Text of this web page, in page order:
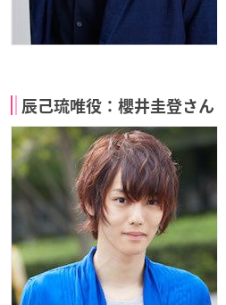
辰己琉唯役：櫻井圭登さん